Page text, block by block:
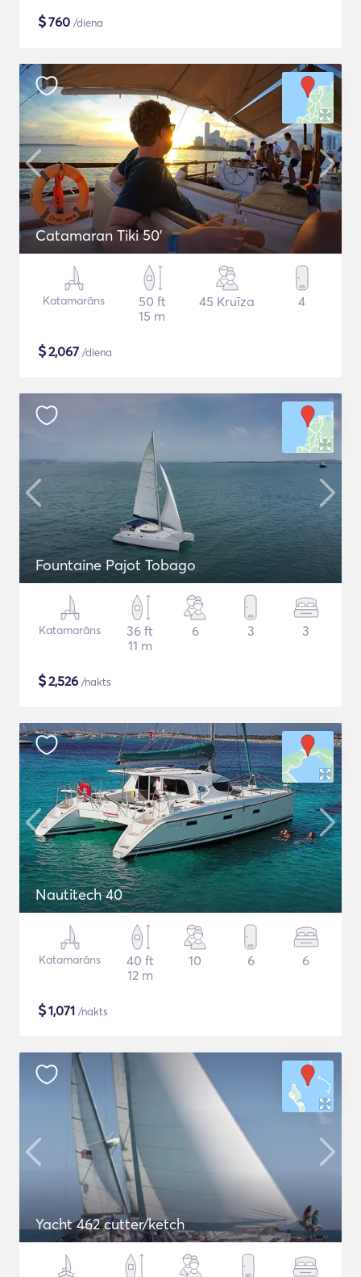
$760 /diena
Catamaran Tiki 50'
Katamarāns
50 ft
15 m
45 Kruīza 4
$2,067 /diena
Fountaine Pajot Tobago
Katamarāns
36 ft
11 m
6 3 3
$2,526 /nakts
Nautitech 40
Katamarāns
40 ft
12 m
10 6 6
$1,071 /nakts
Yacht 462 cutter/ketch